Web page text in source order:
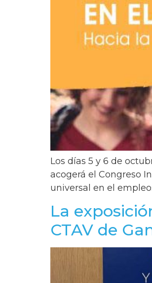
Los días 5 y 6 de
acogerá el Congreso
universal en el
La
CTAV de